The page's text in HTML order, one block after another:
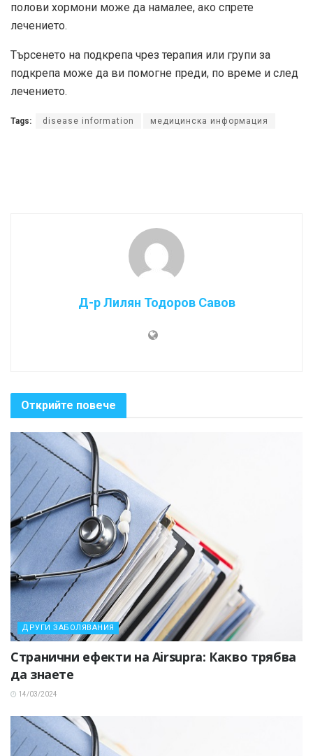
полови хормони може да намалее, ако спрете
лечението.
Търсенето на подкрепа чрез терапия или групи за
подкрепа може да ви помогне преди, по време и след
лечението.
Tags: disease information медицинска информация
Д-р Лилян Тодоров Савов
Открийте повече
ДРУГИ ЗАБОЛЯВАНИЯ
Странични ефекти на Airsupra: Какво трябва
да знаете
14/03/2024